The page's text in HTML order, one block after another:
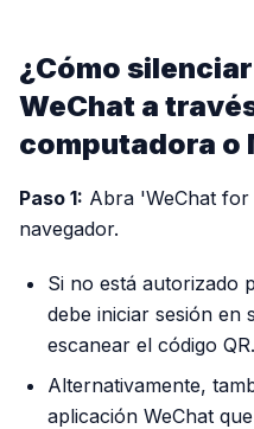
¿Cómo
WeChat a
computadora o
Paso 1: Abra 'WeChat
navegador.
Si no está autorizado
debe iniciar sesión en
escanear el código QR.
Alternativamente,
aplicación WeChat